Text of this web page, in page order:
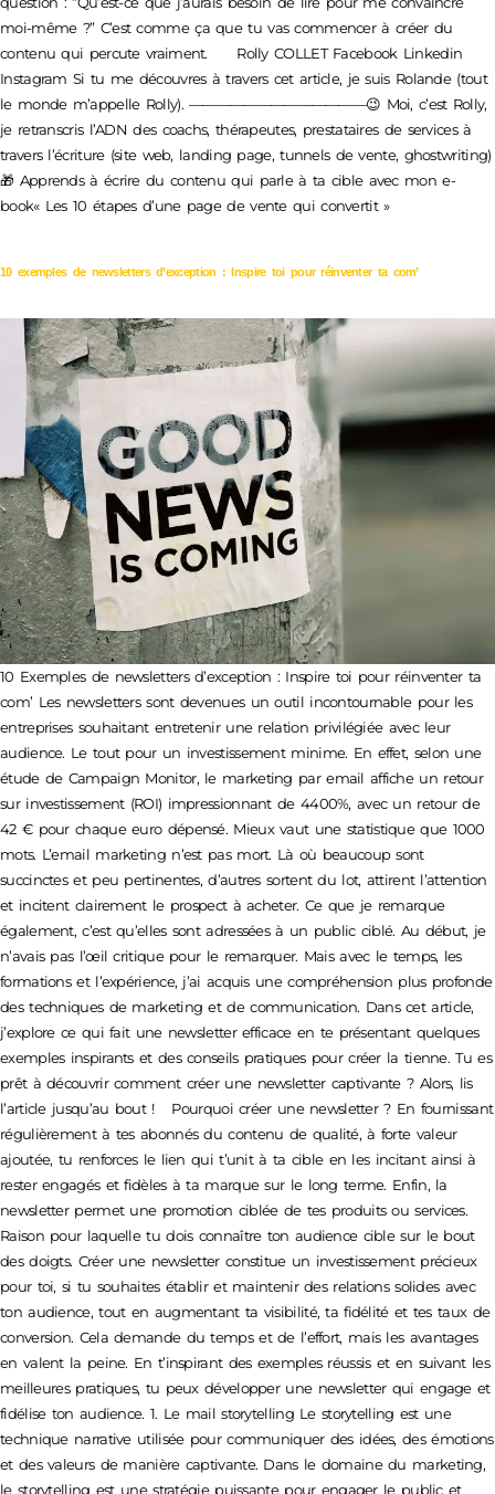
moi-même ?” C’est comme ça que tu vas commencer à créer du
contenu qui percute vraiment. Rolly COLLET Facebook Linkedin
Instagram Si tu me découvres à travers cet article, je suis Rolande (tout
le monde m’appelle Rolly). —————————————😉 Moi, c’est Rolly,
je retranscris l’ADN des coachs, thérapeutes, prestataires de services à
travers l’écriture (site web, landing page, tunnels de vente, ghostwriting)
🎁 Apprends à écrire du contenu qui parle à ta cible avec mon e-
book« Les 10 étapes d’une page de vente qui convertit »
10 exemples de newsletters d’exception : Inspire toi pour réinventer ta com’
10 Exemples de newsletters d’exception : Inspire toi pour réinventer ta
com’ Les newsletters sont devenues un outil incontournable pour les
entreprises souhaitant entretenir une relation privilégiée avec leur
audience. Le tout pour un investissement minime. En effet, selon une
étude de Campaign Monitor, le marketing par email affiche un retour
sur investissement (ROI) impressionnant de 4400%, avec un retour de
42 € pour chaque euro dépensé. Mieux vaut une statistique que 1000
mots. L’email marketing n’est pas mort. Là où beaucoup sont
succinctes et peu pertinentes, d’autres sortent du lot, attirent l’attention
et incitent clairement le prospect à acheter. Ce que je remarque
également, c’est qu’elles sont adressées à un public ciblé. Au début, je
n’avais pas l’œil critique pour le remarquer. Mais avec le temps, les
formations et l’expérience, j’ai acquis une compréhension plus profonde
des techniques de marketing et de communication. Dans cet article,
j’explore ce qui fait une newsletter efficace en te présentant quelques
exemples inspirants et des conseils pratiques pour créer la tienne. Tu es
prêt à découvrir comment créer une newsletter captivante ? Alors, lis
l’article jusqu’au bout ! Pourquoi créer une newsletter ? En fournissant
régulièrement à tes abonnés du contenu de qualité, à forte valeur
ajoutée, tu renforces le lien qui t’unit à ta cible en les incitant ainsi à
rester engagés et fidèles à ta marque sur le long terme. Enfin, la
newsletter permet une promotion ciblée de tes produits ou services.
Raison pour laquelle tu dois connaître ton audience cible sur le bout
des doigts. Créer une newsletter constitue un investissement précieux
pour toi, si tu souhaites établir et maintenir des relations solides avec
ton audience, tout en augmentant ta visibilité, ta fidélité et tes taux de
conversion. Cela demande du temps et de l’effort, mais les avantages
en valent la peine. En t’inspirant des exemples réussis et en suivant les
meilleures pratiques, tu peux développer une newsletter qui engage et
fidélise ton audience. 1. Le mail storytelling Le storytelling est une
technique narrative utilisée pour communiquer des idées, des émotions
et des valeurs de manière captivante. Dans le domaine du marketing,
le storytelling est une stratégie puissante pour engager le public et